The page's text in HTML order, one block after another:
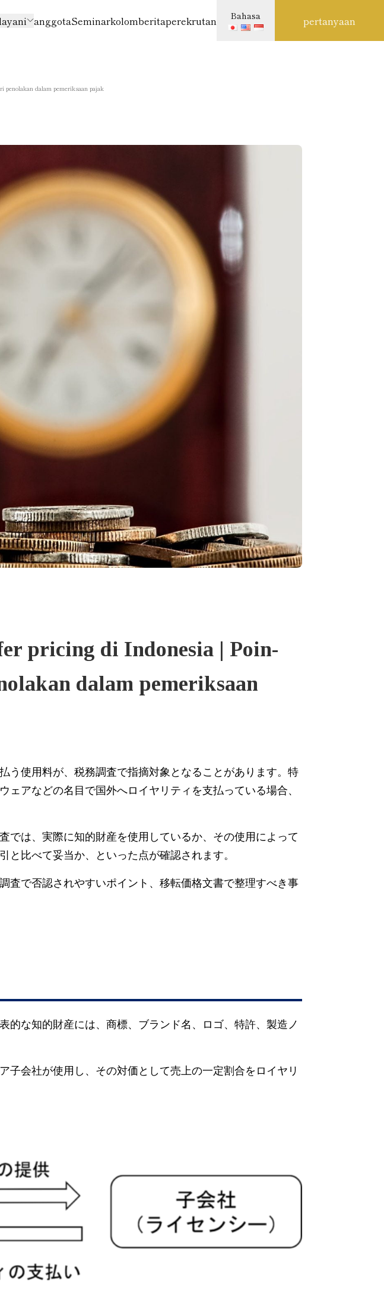
anggotaSeminarkolomberitaperekrutan Bahasa pertanyaan
dalam pemeriksaan pajak
pricing di Indonesia | Poin-
dalam pemeriksaan
う使用料が、税務調査で指摘対象となることがあります。特
アなどの名目で国外へロイヤリティを支払っている場合、
では、実際に知的財産を使用しているか、その使用によって
比べて妥当か、といった点が確認されます。
査で否認されやすいポイント、移転価格文書で整理すべき事
的な知的財産には、商標、ブランド名、ロゴ、特許、製造ノ
子会社が使用し、その対価として売上の一定割合をロイヤリ